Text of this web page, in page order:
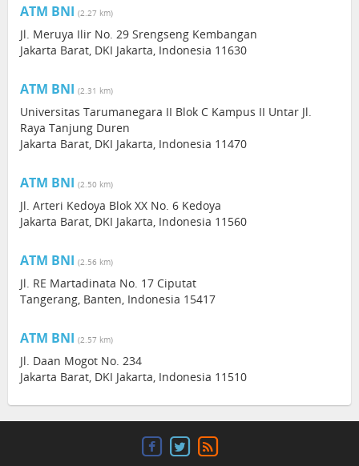
ATM BNI (2.27 km)
Jl. Meruya Ilir No. 29 Srengseng Kembangan
Jakarta Barat, DKI Jakarta, Indonesia 11630
ATM BNI (2.31 km)
Universitas Tarumanegara II Blok C Kampus II Untar Jl.
Raya Tanjung Duren
Jakarta Barat, DKI Jakarta, Indonesia 11470
ATM BNI (2.50 km)
Jl. Arteri Kedoya Blok XX No. 6 Kedoya
Jakarta Barat, DKI Jakarta, Indonesia 11560
ATM BNI (2.56 km)
Jl. RE Martadinata No. 17 Ciputat
Tangerang, Banten, Indonesia 15417
ATM BNI (2.57 km)
Jl. Daan Mogot No. 234
Jakarta Barat, DKI Jakarta, Indonesia 11510